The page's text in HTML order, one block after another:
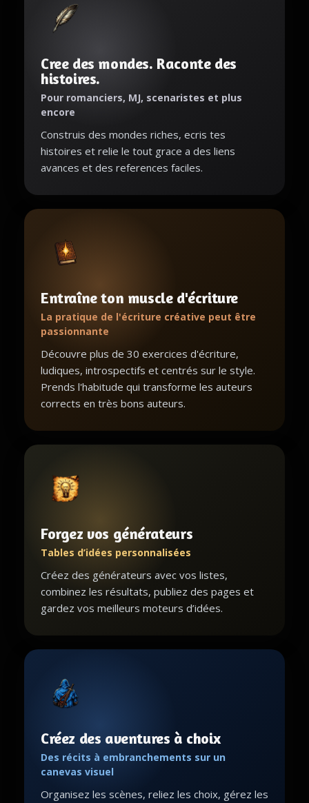
Cree des mondes. Raconte des
histoires.
Pour romanciers, MJ, scenaristes et plus
encore
Construis des mondes riches, ecris tes
histoires et relie le tout grace a des liens
avances et des references faciles.
Entraîne ton muscle d'écriture
La pratique de l'écriture créative peut être
passionnante
Découvre plus de 30 exercices d'écriture,
ludiques, introspectifs et centrés sur le style.
Prends l'habitude qui transforme les auteurs
corrects en très bons auteurs.
Forgez vos générateurs
Tables d’idées personnalisées
Créez des générateurs avec vos listes,
combinez les résultats, publiez des pages et
gardez vos meilleurs moteurs d’idées.
Créez des aventures à choix
Des récits à embranchements sur un
canevas visuel
Organisez les scènes, reliez les choix, gérez les